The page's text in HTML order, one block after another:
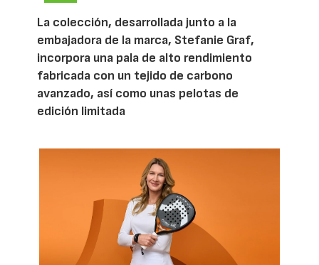
La colección, desarrollada junto a la
embajadora de la marca, Stefanie Graf,
incorpora una pala de alto rendimiento
fabricada con un tejido de carbono
avanzado, así como unas pelotas de
edición limitada